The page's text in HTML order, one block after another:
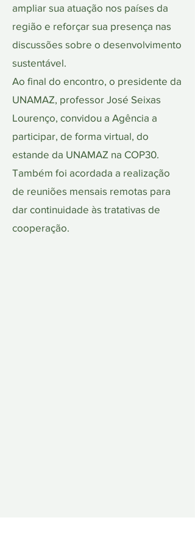
ampliar sua atuação nos países da
região e reforçar sua presença nas
discussões sobre o desenvolvimento
sustentável.
Ao final do encontro, o presidente da
UNAMAZ, professor José Seixas
Lourenço, convidou a Agência a
participar, de forma virtual, do
estande da UNAMAZ na COP30.
Também foi acordada a realização
de reuniões mensais remotas para
dar continuidade às tratativas de
cooperação.